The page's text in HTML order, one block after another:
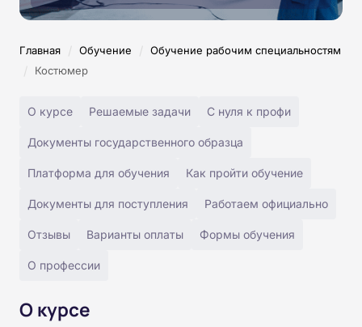
Главная / Обучение / Обучение рабочим специальностям
/ Костюмер
О курсе Решаемые задачи С нуля к профи
Документы государственного образца
Платформа для обучения Как пройти обучение
Документы для поступления Работаем официально
Отзывы Варианты оплаты Формы обучения
О профессии
О курсе